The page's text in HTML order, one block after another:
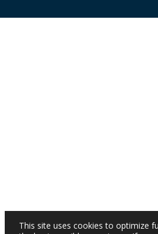
This site uses cookies to optimize